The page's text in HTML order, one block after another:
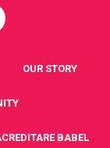
OUR STORY
BABEL